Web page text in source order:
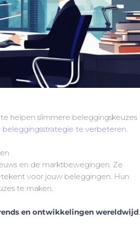
helpen slimmere beleggingskeuzes
beleggingsstrategie te verbeteren.
en de marktbewegingen. Ze
voor jouw beleggingen. Hun
te maken.
en ontwikkelingen wereldwijd.